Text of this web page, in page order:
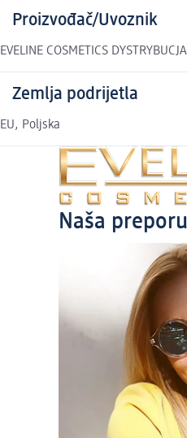
Proizvođač/Uvoznik
EVELINE COSMETICS
Zemlja podrijetla
EU, Poljska
Naša